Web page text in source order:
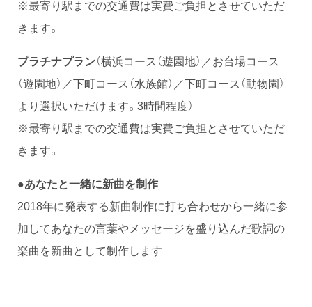
※最寄り駅までの交通費は実費ご負担とさせていただ
きます。
プラチナプラン（横浜コース（遊園地）／お台場コース
（遊園地）／下町コース（水族館）／下町コース（動物園）
より選択いただけます。3時間程度）
※最寄り駅までの交通費は実費ご負担とさせていただ
きます。
●あなたと一緒に新曲を制作
2018年に発表する新曲制作に打ち合わせから一緒に参
加してあなたの言葉やメッセージを盛り込んだ歌詞の
楽曲を新曲として制作します